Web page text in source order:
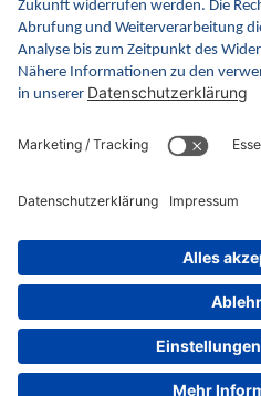
Fachveranstaltungen
Glossar
gematik.de
gemspec.gematik.de
Impressum
Barrierefreiheitserklärung
Videos in Gebärdensprache